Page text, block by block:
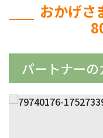
おかげさ
パートナーの